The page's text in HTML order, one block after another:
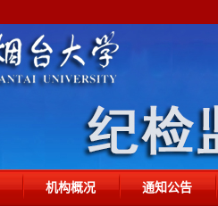
机构概况 通知公告